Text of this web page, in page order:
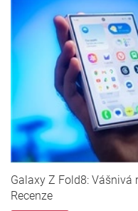
Galaxy Z Fold8: Vášnivá
Recenze